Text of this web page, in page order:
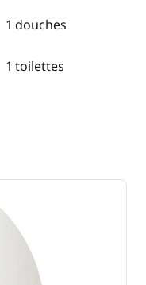
1 douches
1 toilettes